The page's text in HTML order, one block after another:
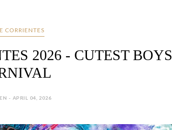
CORRIENTES
2026 - CUTEST BOYS
- APRIL 04, 2026